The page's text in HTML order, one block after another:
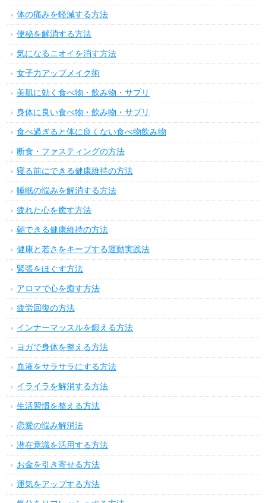
体の痛みを軽減する方法
便秘を解消する方法
気になるニオイを消す方法
女子力アップメイク術
美肌に効く食べ物・飲み物・サプリ
身体に良い食べ物・飲み物・サプリ
食べ過ぎると体に良くない食べ物飲み物
断食・ファスティングの方法
寝る前にできる健康維持の方法
睡眠の悩みを解消する方法
疲れた心を癒す方法
朝できる健康維持の方法
健康と若さをキープする運動実践法
緊張をほぐす方法
アロマで心を癒す方法
疲労回復の方法
インナーマッスルを鍛える方法
ヨガで身体を整える方法
血液をサラサラにする方法
イライラを解消する方法
生活習慣を整える方法
恋愛の悩み解消法
潜在意識を活用する方法
お金を引き寄せる方法
運気をアップする方法